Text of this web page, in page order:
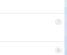
7
8